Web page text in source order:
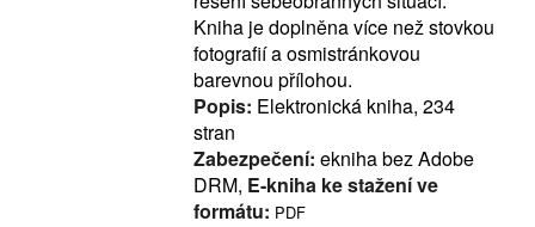
Kniha je doplněna více než stovkou
fotografií a osmistránkovou
barevnou přílohou.
Popis: Elektronická kniha, 234
stran
Zabezpečení: ekniha bez Adobe
DRM, E-kniha ke stažení ve
formátu: PDF